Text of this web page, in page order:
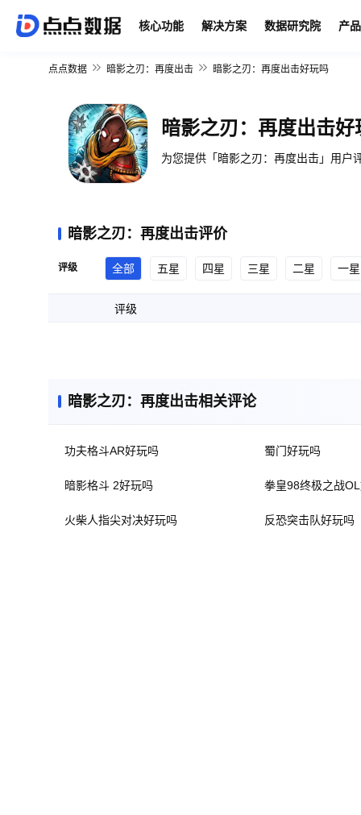
核心功能 解决方案 数据研究院 产
点点数据 暗影之刃：再度出击 暗影之刃：再度出击好玩吗
暗影之刃：再度出击好
为您提供「暗影之刃：再度出击」用户
暗影之刃：再度出击评价
评级 全部 五星 四星 三星 二星 一星
评级
暗影之刃：再度出击相关评论
功夫格斗AR好玩吗 蜀门好玩吗
暗影格斗 2好玩吗 拳皇98终极之战
火柴人指尖对决好玩吗 反恐突击队好玩吗